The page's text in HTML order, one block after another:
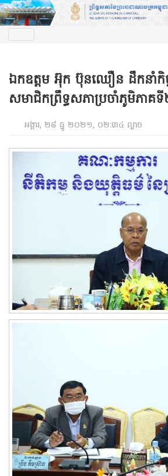
ឯកឧត្តម អ៊ុក ប៊ុនឈឿន ដឹកនាំកិច្
សមាជិកព្រឹទ្ធសភាប្រចាំភូមិភាគ
អង្គារ, ២៨ ធ្នូ ២០២១, ០២:៣៤ ល្ងាច